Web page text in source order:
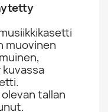
muovinen
tallan